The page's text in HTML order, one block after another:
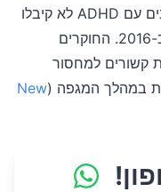
והתנהגותי. כ-30% מהילדים המאובחנים עם ADHD לא קיבלו
טיפול מתאים ב-2022, לעומת 23% ב-2016. החוקרים
קשורים למחסור
במהלך המגפה​ (
New